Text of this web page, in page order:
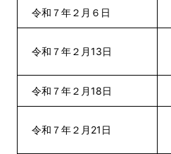
令和７年２月６日
令和７年２月13日
令和７年２月18日
令和７年２月21日